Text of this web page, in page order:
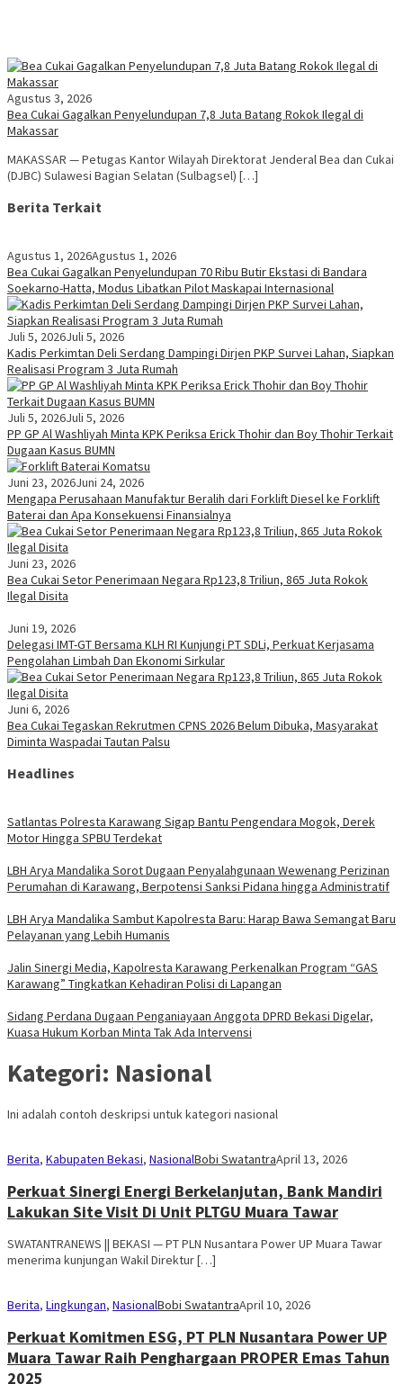
Agustus 3, 2026
Bea Cukai Gagalkan Penyelundupan 7,8 Juta Batang Rokok Ilegal di
Makassar
MAKASSAR — Petugas Kantor Wilayah Direktorat Jenderal Bea dan Cukai
(DJBC) Sulawesi Bagian Selatan (Sulbagsel) […]
Berita Terkait
Agustus 1, 2026Agustus 1, 2026
Bea Cukai Gagalkan Penyelundupan 70 Ribu Butir Ekstasi di Bandara
Soekarno-Hatta, Modus Libatkan Pilot Maskapai Internasional
Juli 5, 2026Juli 5, 2026
Kadis Perkimtan Deli Serdang Dampingi Dirjen PKP Survei Lahan, Siapkan
Realisasi Program 3 Juta Rumah
Juli 5, 2026Juli 5, 2026
PP GP Al Washliyah Minta KPK Periksa Erick Thohir dan Boy Thohir Terkait
Dugaan Kasus BUMN
Juni 23, 2026Juni 24, 2026
Mengapa Perusahaan Manufaktur Beralih dari Forklift Diesel ke Forklift
Baterai dan Apa Konsekuensi Finansialnya
Juni 23, 2026
Bea Cukai Setor Penerimaan Negara Rp123,8 Triliun, 865 Juta Rokok
Ilegal Disita
Juni 19, 2026
Delegasi IMT-GT Bersama KLH RI Kunjungi PT SDLi, Perkuat Kerjasama
Pengolahan Limbah Dan Ekonomi Sirkular
Juni 6, 2026
Bea Cukai Tegaskan Rekrutmen CPNS 2026 Belum Dibuka, Masyarakat
Diminta Waspadai Tautan Palsu
Headlines
Satlantas Polresta Karawang Sigap Bantu Pengendara Mogok, Derek
Motor Hingga SPBU Terdekat
LBH Arya Mandalika Sorot Dugaan Penyalahgunaan Wewenang Perizinan
Perumahan di Karawang, Berpotensi Sanksi Pidana hingga Administratif
LBH Arya Mandalika Sambut Kapolresta Baru: Harap Bawa Semangat Baru
Pelayanan yang Lebih Humanis
Jalin Sinergi Media, Kapolresta Karawang Perkenalkan Program “GAS
Karawang” Tingkatkan Kehadiran Polisi di Lapangan
Sidang Perdana Dugaan Penganiayaan Anggota DPRD Bekasi Digelar,
Kuasa Hukum Korban Minta Tak Ada Intervensi
Kategori: Nasional
Ini adalah contoh deskripsi untuk kategori nasional
Berita, Kabupaten Bekasi, NasionalBobi SwatantraApril 13, 2026
Perkuat Sinergi Energi Berkelanjutan, Bank Mandiri
Lakukan Site Visit Di Unit PLTGU Muara Tawar
SWATANTRANEWS || BEKASI — PT PLN Nusantara Power UP Muara Tawar
menerima kunjungan Wakil Direktur […]
Berita, Lingkungan, NasionalBobi SwatantraApril 10, 2026
Perkuat Komitmen ESG, PT PLN Nusantara Power UP
Muara Tawar Raih Penghargaan PROPER Emas Tahun
2025